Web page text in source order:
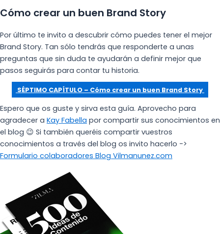
Cómo crear un buen Brand Story
Por último te invito a descubrir cómo puedes tener el mejor
Brand Story. Tan sólo tendrás que responderte a unas
preguntas que sin duda te ayudarán a definir mejor que
pasos seguirás para contar tu historia.
SÉPTIMO CAPÍTULO – Cómo crear un buen Brand Story
Espero que os guste y sirva esta guía. Aprovecho para
agradecer a Kay Fabella por compartir sus conocimientos en
el blog 😉 Si también queréis compartir vuestros
conocimientos a través del blog os invito hacerlo ->
Formulario colaboradores Blog Vilmanunez.com